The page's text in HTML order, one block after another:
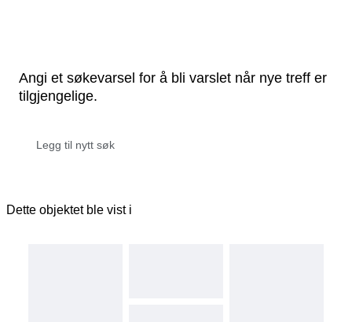
Angi et søkevarsel for å bli varslet når nye treff er
tilgjengelige.
Dette objektet ble vist i